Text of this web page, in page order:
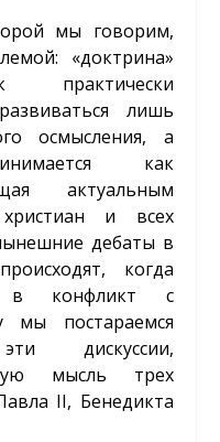
мы говорим,
«доктрина»
практически
лишь
осмысления, а
как
актуальным
и всех
дебаты в
когда
в конфликт с
мы постараемся
дискуссии,
мысль трех
II, Бенедикта